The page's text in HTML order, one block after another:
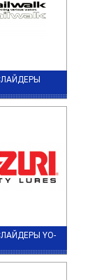
YO-